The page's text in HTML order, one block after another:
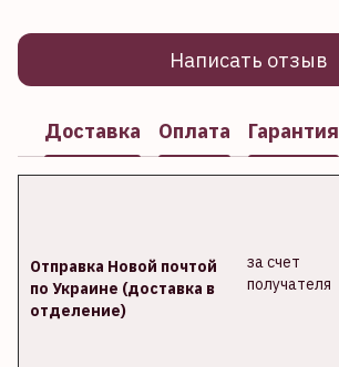
Написать отзыв
Доставка Оплата Гарантия
Отправка Новой почтой
по Украине (доставка в
отделение)
за счет
получателя